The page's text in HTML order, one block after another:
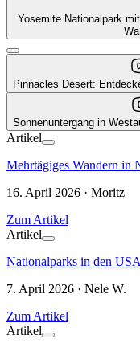
Yosemite Nationalpark
Pinnacles Desert:
Sonnenuntergang in
Artikel
Mehrtägiges Wandern in
16. April 2026 · Moritz
Zum Artikel
Artikel
Nationalparks in den USA
7. April 2026 · Nele W.
Zum Artikel
Artikel